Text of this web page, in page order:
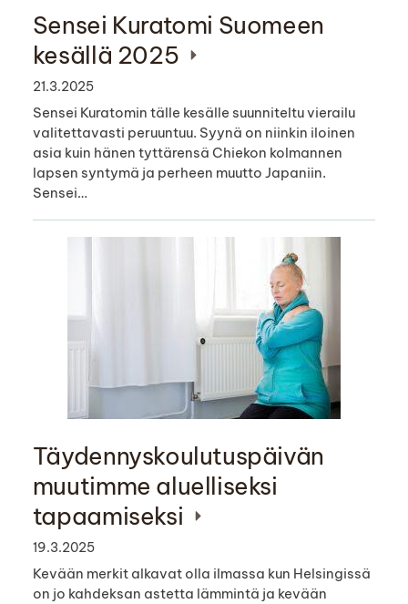
Sensei Kuratomi Suomeen
kesällä 2025
21.3.2025
Sensei Kuratomin tälle kesälle suunniteltu vierailu
valitettavasti peruuntuu. Syynä on niinkin iloinen
asia kuin hänen tyttärensä Chiekon kolmannen
lapsen syntymä ja perheen muutto Japaniin.
Sensei…
Täydennyskoulutuspäivän
muutimme aluelliseksi
tapaamiseksi
19.3.2025
Kevään merkit alkavat olla ilmassa kun Helsingissä
on jo kahdeksan astetta lämmintä ja kevään